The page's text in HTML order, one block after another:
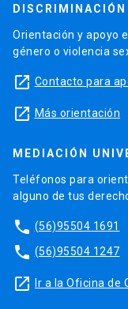
Orientación y apoyo
género o violencia
launch Contacto para
launch Más orientación
MEDIACIÓN
Teléfonos para
alguno de tus
phone (56)95504 1691
phone (56)95504 1247
launch Ir a la Oficina de